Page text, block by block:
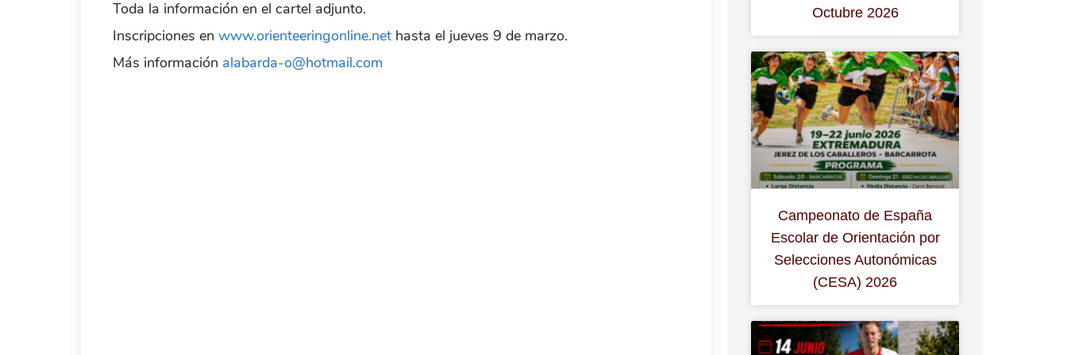
Toda la información en el cartel adjunto.
Inscripciones en www.orienteeringonline.net hasta el jueves 9 de marzo.
Más información alabarda-o@hotmail.com
Octubre 2026
Campeonato de España
Escolar de Orientación por
Selecciones Autonómicas
(CESA) 2026